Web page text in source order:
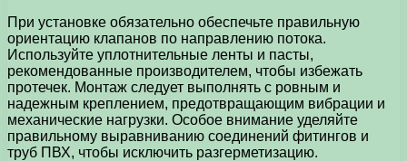
При установке обязательно обеспечьте правильную
ориентацию клапанов по направлению потока.
Используйте уплотнительные ленты и пасты,
рекомендованные производителем, чтобы избежать
протечек. Монтаж следует выполнять с ровным и
надежным креплением, предотвращающим вибрации и
механические нагрузки. Особое внимание уделяйте
правильному выравниванию соединений фитингов и
труб ПВХ, чтобы исключить разгерметизацию.